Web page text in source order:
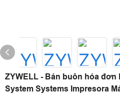
ZYWELL - Bán buôn hóa
System Systems Impresora